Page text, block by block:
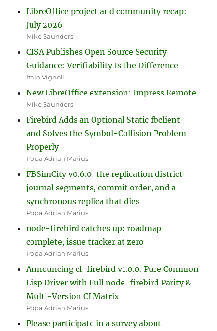
LibreOffice project and community recap:
July 2026
Mike Saunders
CISA Publishes Open Source Security
Guidance: Verifiability Is the Difference
Italo Vignoli
New LibreOffice extension: Impress Remote
Mike Saunders
Firebird Adds an Optional Static fbclient —
and Solves the Symbol-Collision Problem
Properly
Popa Adrian Marius
FBSimCity v0.6.0: the replication district —
journal segments, commit order, and a
synchronous replica that dies
Popa Adrian Marius
node-firebird catches up: roadmap
complete, issue tracker at zero
Popa Adrian Marius
Announcing cl-firebird v1.0.0: Pure Common
Lisp Driver with Full node-firebird Parity &
Multi-Version CI Matrix
Popa Adrian Marius
Please participate in a survey about